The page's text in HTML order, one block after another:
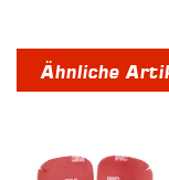
Ähnliche